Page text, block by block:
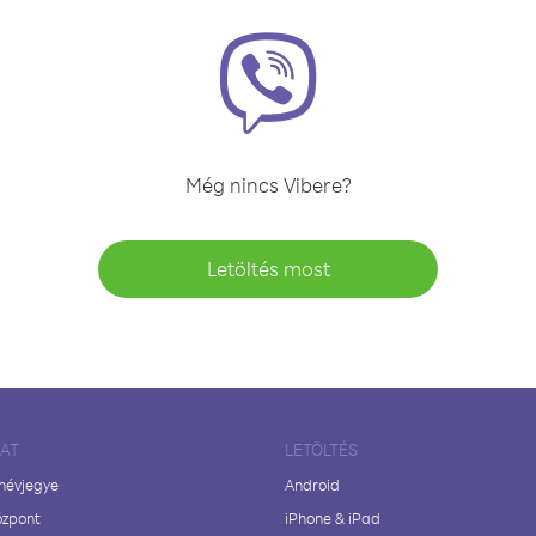
Még nincs Vibere?
Letöltés most
LETÖLTÉS
Android
iPhone & iPad